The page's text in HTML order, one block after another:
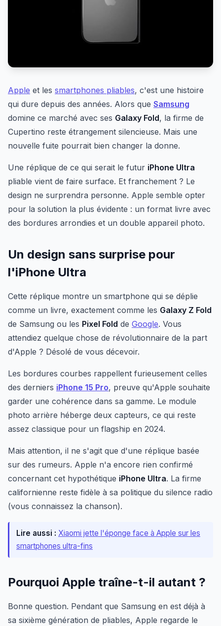
Apple et les smartphones pliables, c'est une histoire
qui dure depuis des années. Alors que Samsung
domine ce marché avec ses Galaxy Fold, la firme de
Cupertino reste étrangement silencieuse. Mais une
nouvelle fuite pourrait bien changer la donne.
Une réplique de ce qui serait le futur iPhone Ultra
pliable vient de faire surface. Et franchement ? Le
design ne surprendra personne. Apple semble opter
pour la solution la plus évidente : un format livre avec
des bordures arrondies et un double appareil photo.
Un design sans surprise pour
l'iPhone Ultra
Cette réplique montre un smartphone qui se déplie
comme un livre, exactement comme les Galaxy Z Fold
de Samsung ou les Pixel Fold de Google. Vous
attendiez quelque chose de révolutionnaire de la part
d'Apple ? Désolé de vous décevoir.
Les bordures courbes rappellent furieusement celles
des derniers iPhone 15 Pro, preuve qu'Apple souhaite
garder une cohérence dans sa gamme. Le module
photo arrière héberge deux capteurs, ce qui reste
assez classique pour un flagship en 2024.
Mais attention, il ne s'agit que d'une réplique basée
sur des rumeurs. Apple n'a encore rien confirmé
concernant cet hypothétique iPhone Ultra. La firme
californienne reste fidèle à sa politique du silence radio
(vous connaissez la chanson).
Lire aussi : Xiaomi jette l'éponge face à Apple sur les
smartphones ultra-fins
Pourquoi Apple traîne-t-il autant ?
Bonne question. Pendant que Samsung en est déjà à
sa sixième génération de pliables, Apple regarde le